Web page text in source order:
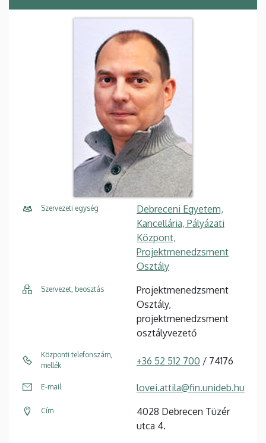
Szervezeti egység
Debreceni Egyetem,
Kancellária, Pályázati
Központ,
Projektmenedzsment
Osztály
Szervezet, beosztás
Projektmenedzsment
Osztály,
projektmenedzsment
osztályvezető
Központi telefonszám,
mellék
+36 52 512 700 / 74176
E-mail lovei.attila@fin.unideb.hu
Cím
4028 Debrecen Tüzér
utca 4.